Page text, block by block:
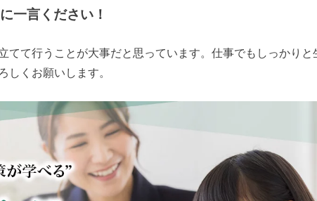
一言ください！
てて行うことが大事だと思っています。仕事でもしっかりと
しくお願いします。